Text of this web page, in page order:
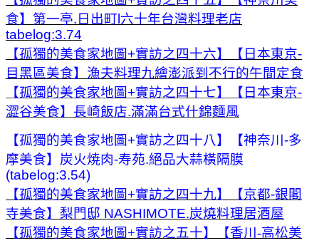
食】第一亭.日出町l六十年台灣料理老店
tabelog:3.74
【孤獨的美食家地圖+實訪之四十六】【日本東京-
目黑區美食】漁夫料理九繪澎派到不行的午間定食
【孤獨的美食家地圖+實訪之四十七】【日本東京-
澀谷美食】長崎飯店.滿滿台式什錦麵風
【孤獨的美食家地圖+實訪之四十八】【神奈川-多
摩美食】炭火焼肉-寿苑.絕品大蒜橫隔膜
(tabelog:3.54)
【孤獨的美食家地圖+實訪之四十九】【京都-銀閣
寺美食】梨門邸 NASHIMOTE.炭燒料理居酒屋
【孤獨的美食家地圖+實訪之五十】【香川-高松美